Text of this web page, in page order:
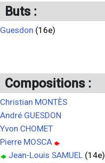
Buts :
Guesdon (16e)
Compositions :
Christian MONTÈS
André GUESDON
Yvon CHOMET
Pierre MOSCA
Jean-Louis SAMUEL (14e)